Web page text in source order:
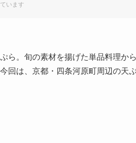
います
ら。旬の素材を揚げた単品料理か
回は、京都・四条河原町周辺の天